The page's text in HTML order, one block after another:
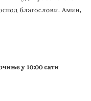
благослови. Амин,
у 10:00 сати